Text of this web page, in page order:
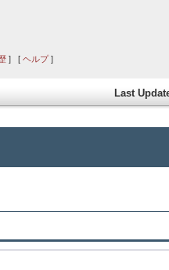
] [ ヘルプ]
Last